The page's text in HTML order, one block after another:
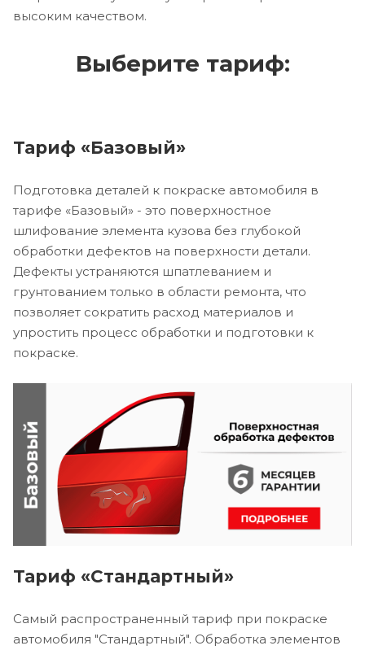
высоким качеством.
Выберите тариф:
Тариф «Базовый»
Подготовка деталей к покраске автомобиля в
тарифе «Базовый» - это поверхностное
шлифование элемента кузова без глубокой
обработки дефектов на поверхности детали.
Дефекты устраняются шпатлеванием и
грунтованием только в области ремонта, что
позволяет сократить расход материалов и
упростить процесс обработки и подготовки к
покраске.
Тариф «Стандартный»
Самый распространенный тариф при покраске
автомобиля "Стандартный". Обработка элементов